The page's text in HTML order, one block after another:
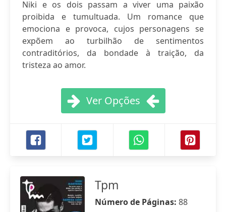
Niki e os dois passam a viver uma paixão
proibida e tumultuada. Um romance que
emociona e provoca, cujos personagens se
expõem ao turbilhão de sentimentos
contraditórios, da bondade à traição, da
tristeza ao amor.
Ver Opções
Tpm
Número de Páginas: 88